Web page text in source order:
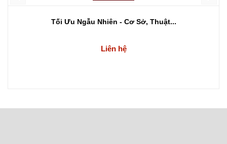
Tối Ưu Ngẫu Nhiên - Cơ Sở, Thuật...
Liên hệ